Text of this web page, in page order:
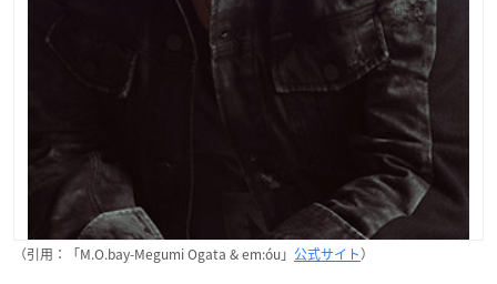
（引用：「M.O.bay-Megumi Ogata & em:óu」 公式サイト）